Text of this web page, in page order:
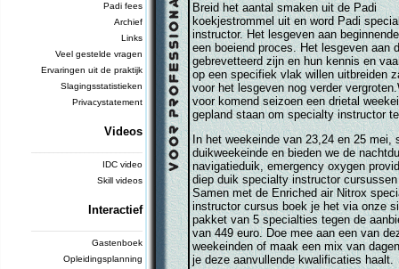
Padi fees
Archief
Links
Veel gestelde vragen
Ervaringen uit de praktijk
Slagingsstatistieken
Privacystatement
Videos
IDC video
Skill videos
Interactief
Gastenboek
Opleidingsplanning
Breid het aantal smaken uit de Padi
koekjestrommel uit en word Padi
instructor. Het lesgeven aan
een boeiend proces. Het lesgeven aan
gebrevetteerd zijn en hun kennis en
op een specifiek vlak willen uitbreiden
voor het lesgeven nog verder
voor komend seizoen een drietal
gepland staan om specialty instructor
In het weekeinde van 23,24 en 25 mei,
duikweekeinde en bieden we de
navigatieduik, emergency oxygen
diep duik specialty instructor
Samen met de Enriched air Nitrox
instructor cursus boek je het via onze
pakket van 5 specialties tegen de
van 449 euro. Doe mee aan een van
weekeinden of maak een mix van
je deze aanvullende kwalificaties haalt.